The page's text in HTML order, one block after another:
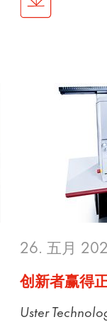
26. 五月
创新者赢得
Uster